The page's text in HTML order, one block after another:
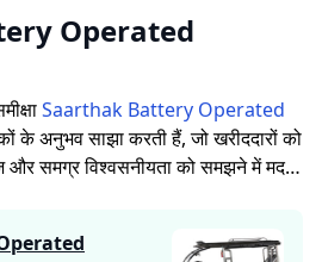
Operated
Saarthak Battery Operated
के अनुभव साझा करती हैं, जो खरीददारों को
और समग्र विश्वसनीयता को समझने में मदद
पर आधारित मूल्यांकन के साथ-साथ,